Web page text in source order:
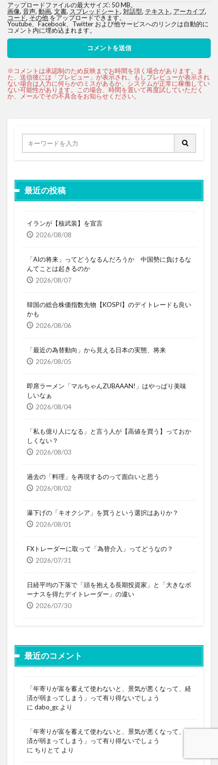
アップロードファイルの最大サイズ: 50 MB。
画像, 音声, 動画, 文書, スプレッドシート, 対話型, テキスト, アーカイブ,
コード,その他をアップロードできます。
Youtube、Facebook、Twitter および他サービスへのリンクは自動的に
コメント内に埋め込まれます。
最近の投稿
イランが【核武装】を宣言
2026/08/08
「AIの将来」ってどうなるんだろうか 中国勢に負けるな
んてことは起きるのか
2026/08/07
韓国の総合株価指数先物【KOSPI】のデイトレードも良い
かも
2026/08/06
「最近の為替動向」から見える日本の実態、将来
2026/08/05
即席ラーメン「マルちゃんZUBAAAN!」はやっぱり美味
しいなぁ
2026/08/04
「私も億り人になる」と言う人が【高値を買う】っておか
しくない？
2026/08/03
過去の「料理」を再現するのって面白いと思う
2026/08/02
瀑下げの「キオクシア」を買うという選択はありか？
2026/08/01
FXトレーダーに取って「為替介入」ってどうなの？
2026/07/31
日経平均の下落で「頭を抱える長期投資家」と「大きなボ
ーナスを得たデイトレーダー」の違い
2026/07/30
最近のコメント
「年寄りが富を蓄えて使わないと、景気が悪くなって、経
済が弱まってしまう」って有り得ないでしょう
に dabo_gc より
「年寄りが富を蓄えて使わないと、景気が悪くなって、経
済が弱まってしまう」って有り得ないでしょう
に ちりとて より